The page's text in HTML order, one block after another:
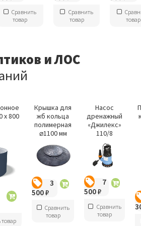
Сравнить
товар
Сравнить
товар
товар
и ЛОС
х 800
Крышка для
жб кольца
полимерная
⌀1100 мм
3
500₽
Сравнить
товар
Насос
дренажный
«Джилекс»
110/8
7
500₽
Сравнить
товар